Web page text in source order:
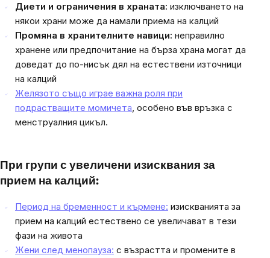
Диети и ограничения в храната: изключването на
някои храни може да намали приема на калций
Промяна в хранителните навици: неправилно
хранене или предпочитание на бърза храна могат да
доведат до по-нисък дял на естествени източници
на калций
Желязото също играе важна роля при
подрастващите момичета, особено във връзка с
менструалния цикъл.
При групи с увеличени изисквания за
прием на калций:
Период на бременност и кърмене: изискванията за
прием на калций естествено се увеличават в тези
фази на живота
Жени след менопауза: с възрастта и промените в